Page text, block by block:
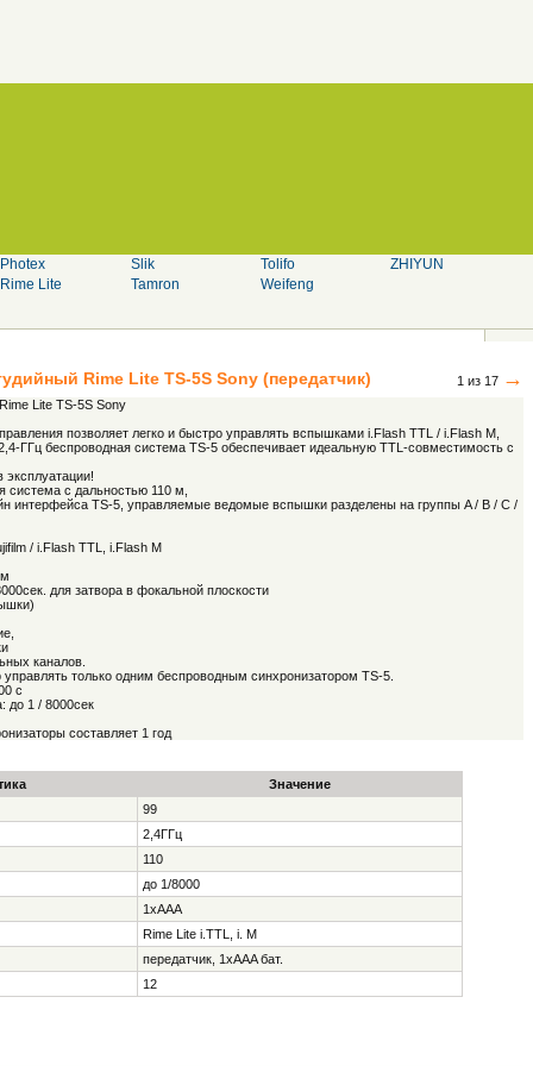
Photex
Rime Lite
Slik
Tamron
Tolifo
Weifeng
ZHIYUN
1 из 17 →
Rime Lite TS-5S Sony (передатчик)
Lite TS-5S Sony
позволяет легко и быстро управлять вспышками i.Flash TTL / i.Flash M,
ГГц беспроводная система TS-5 обеспечивает идеальную TTL-совместимость с
эксплуатации!
система с дальностью 110 м,
интерфейса TS-5, управляемые ведомые вспышки разделены на группы A / B / C /
/ i.Flash TTL, i.Flash M
для затвора в фокальной плоскости
каналов.
только одним беспроводным синхронизатором TS-5.
с
до 1 / 8000сек
составляет 1 год
Значение
99
2,4ГГц
110
до 1/8000
1хААА
Rime Lite i.TTL, i. M
передатчик, 1хААA бат.
12